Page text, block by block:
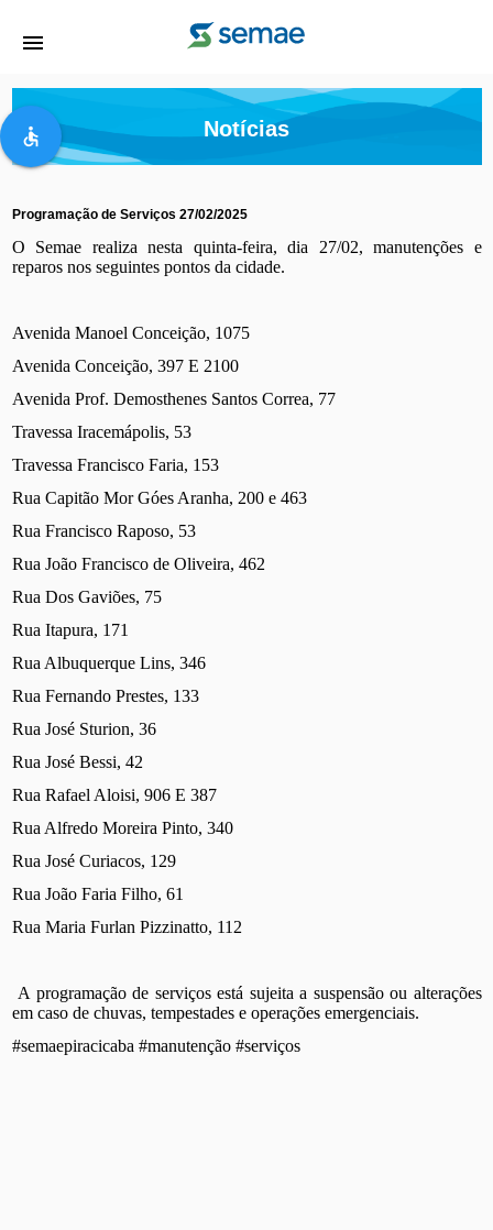
menu
accessible Notícias
Programação de Serviços 27/02/2025
O Semae realiza nesta quinta-feira, dia 27/02, manutenções e
reparos nos seguintes pontos da cidade.
Avenida Manoel Conceição, 1075
Avenida Conceição, 397 E 2100
Avenida Prof. Demosthenes Santos Correa, 77
Travessa Iracemápolis, 53
Travessa Francisco Faria, 153
Rua Capitão Mor Góes Aranha, 200 e 463
Rua Francisco Raposo, 53
Rua João Francisco de Oliveira, 462
Rua Dos Gaviões, 75
Rua Itapura, 171
Rua Albuquerque Lins, 346
Rua Fernando Prestes, 133
Rua José Sturion, 36
Rua José Bessi, 42
Rua Rafael Aloisi, 906 E 387
Rua Alfredo Moreira Pinto, 340
Rua José Curiacos, 129
Rua João Faria Filho, 61
Rua Maria Furlan Pizzinatto, 112
A programação de serviços está sujeita a suspensão ou alterações
em caso de chuvas, tempestades e operações emergenciais.
#semaepiracicaba #manutenção #serviços